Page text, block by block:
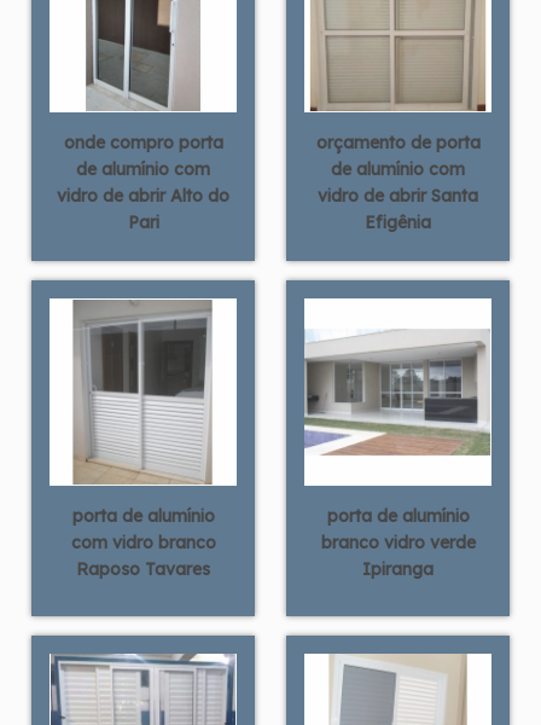
onde compro porta
de alumínio com
vidro de abrir Alto do
Pari
orçamento de porta
de alumínio com
vidro de abrir Santa
Efigênia
porta de alumínio
com vidro branco
Raposo Tavares
porta de alumínio
branco vidro verde
Ipiranga